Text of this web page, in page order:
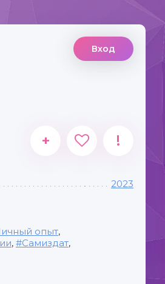
Вход
+ !
2023
опыт,
, Самиздат,